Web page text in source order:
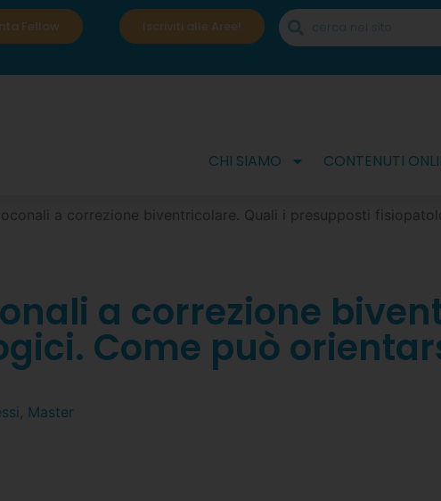
Fellow Iscriviti alle Aree!
CHI SIAMO CONTENUTI
a correzione biventricolare. Quali i presupposti
a correzione
Come può
, Master